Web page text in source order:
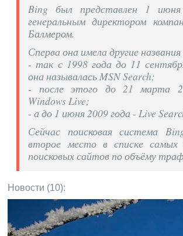
Bing был представлен 1
генеральным директором
Балмером.
Сперва она имела другие
- так с 1998 года до 11
она называлась MSN Search;
- после этого до 21 марта
Windows Live;
- а до 1 июня 2009 года - Live
Сейчас поисковая система
второе место в списке самых
поисковых сайтов по объёму
Новости (10):